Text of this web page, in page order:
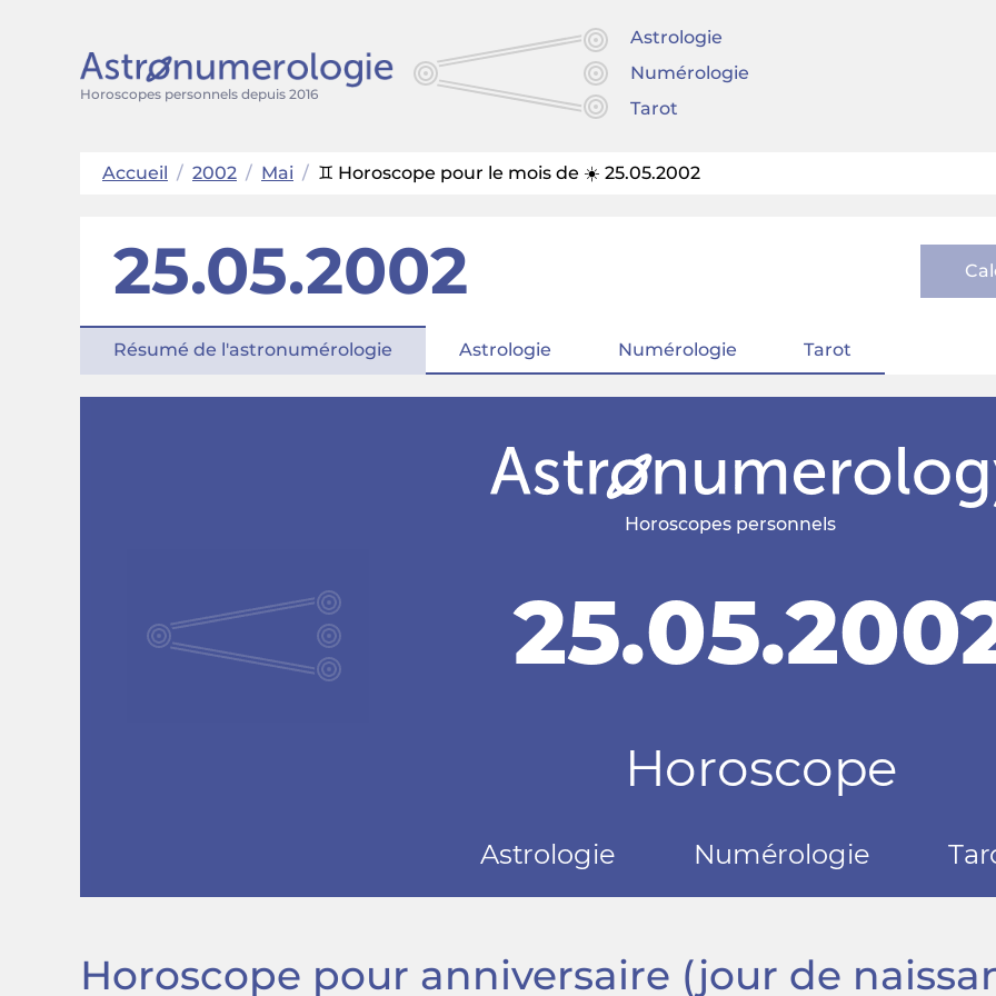
Horoscopes personnels depuis 2016
Astrologie
Numérologie
Tarot
Accueil / 2002 / Mai / ♊ Horoscope pour le mois de ☀️ 25.05.2002
25.05.2002
Résumé de l'astronumérologie Astrologie Numérologie Tarot
Horoscope pour anniversaire (jour de